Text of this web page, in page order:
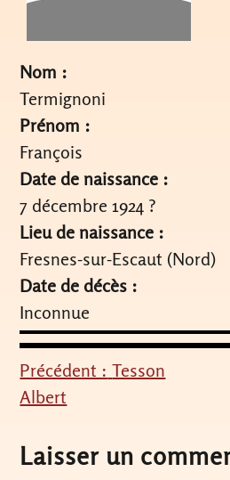
Nom :
Termignoni
Prénom :
François
Date de naissance :
7 décembre 1924 ?
Lieu de naissance :
Fresnes-sur-Escaut (Nord)
Date de décès :
Inconnue
Navigation
de
l’article
Précédent : Tesson
Albert
Laisser un